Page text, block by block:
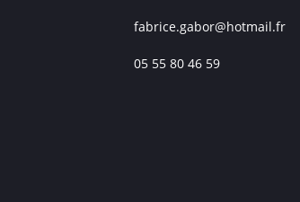
fabrice.gabor@hotmail.fr
05 55 80 46 59